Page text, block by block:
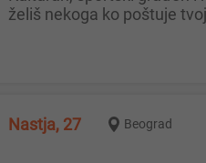
želiš nekoga ko poštuje
Nastja, 27 Beograd